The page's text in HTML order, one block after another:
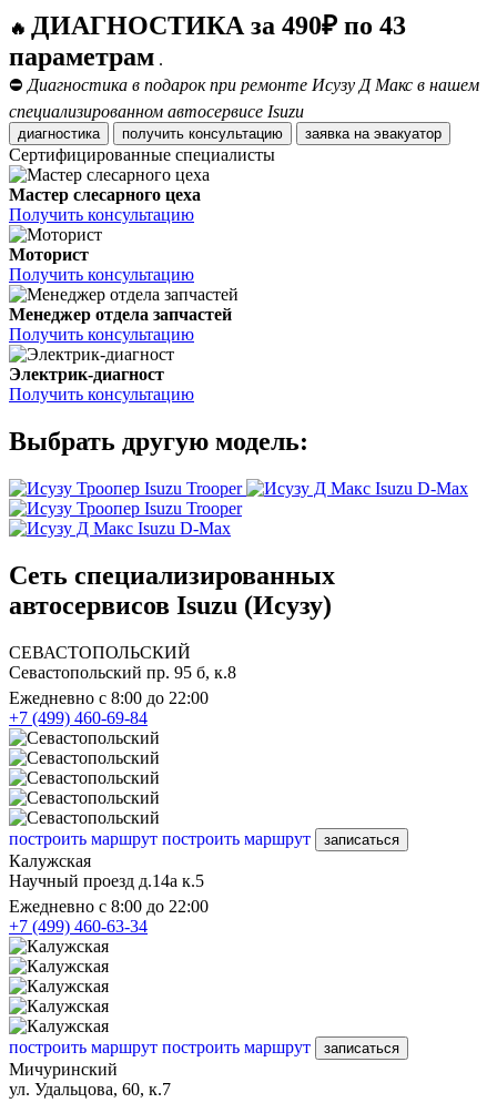
🔥 ДИАГНОСТИКА за 490₽ по 43
параметрам .
⛔ Диагностика в подарок при ремонте Исузу Д Макс в нашем
специализированном автосервисе Isuzu
диагностика получить консультацию заявка на эвакуатор
Сертифицированные специалисты
Мастер слесарного цеха
Получить консультацию
Моторист
Получить консультацию
Менеджер отдела запчастей
Получить консультацию
Электрик-диагност
Получить консультацию
Выбрать другую модель:
Isuzu Trooper
Isuzu D-Max
Isuzu Trooper
Isuzu D-Max
Сеть специализированных
автосервисов Isuzu (Исузу)
СЕВАСТОПОЛЬСКИЙ
Севастопольский пр. 95 б, к.8
Ежедневно с 8:00 до 22:00
+7 (499) 460-69-84
построить маршрут построить маршрут записаться
Калужская
Научный проезд д.14а к.5
Ежедневно с 8:00 до 22:00
+7 (499) 460-63-34
построить маршрут построить маршрут записаться
Мичуринский
ул. Удальцова, 60, к.7